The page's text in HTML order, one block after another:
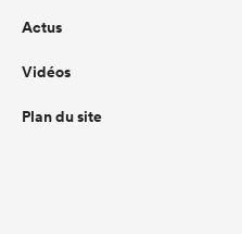
Actus
Vidéos
Plan du site